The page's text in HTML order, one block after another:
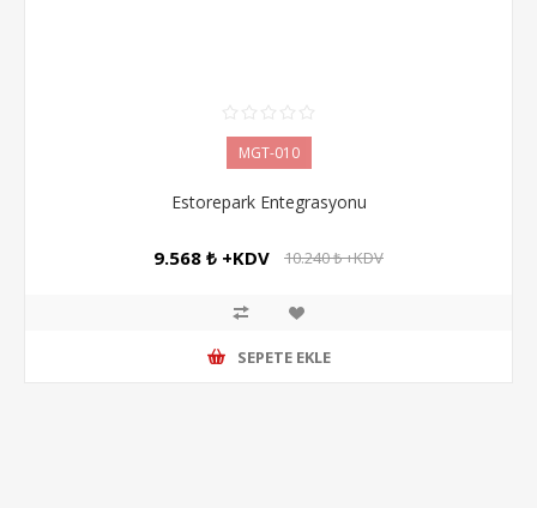
MGT-010
Estorepark Entegrasyonu
9.568 ₺ +KDV 10.240 ₺ +KDV
SEPETE EKLE